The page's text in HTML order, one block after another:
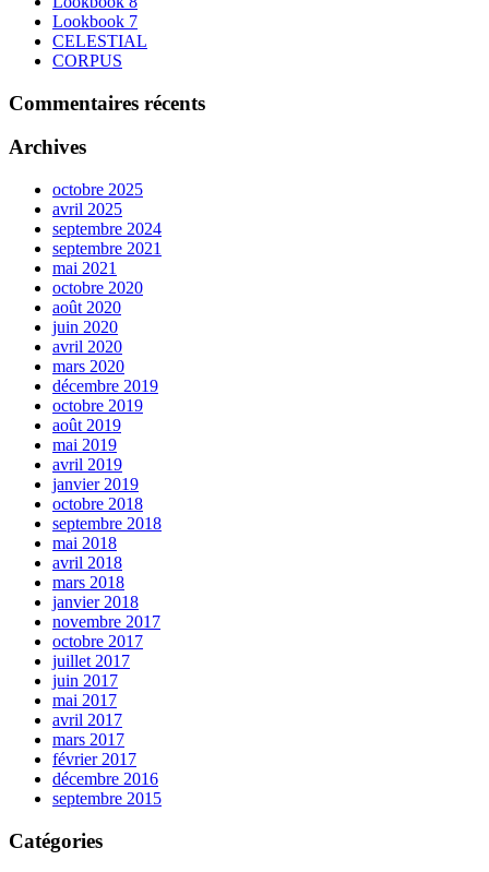
produit
Lookbook 7
CELESTIAL
CORPUS
Commentaires récents
Archives
octobre 2025
avril 2025
septembre 2024
septembre 2021
mai 2021
octobre 2020
août 2020
juin 2020
avril 2020
mars 2020
décembre 2019
octobre 2019
août 2019
mai 2019
avril 2019
janvier 2019
octobre 2018
septembre 2018
mai 2018
avril 2018
mars 2018
janvier 2018
novembre 2017
octobre 2017
juillet 2017
juin 2017
mai 2017
avril 2017
mars 2017
février 2017
décembre 2016
septembre 2015
Catégories